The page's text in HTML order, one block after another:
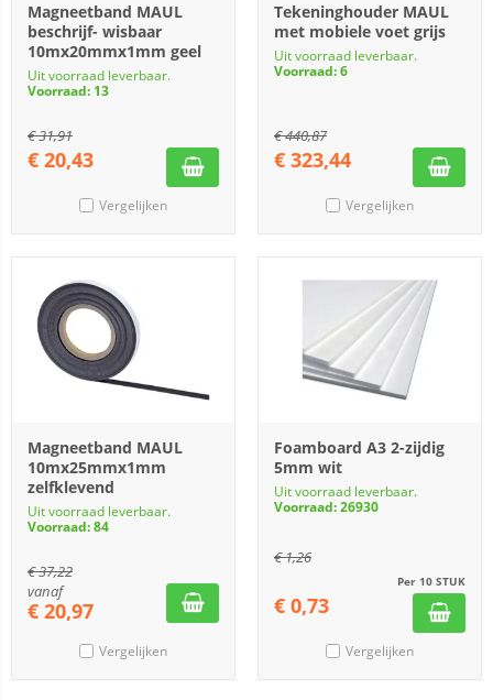
Magneetband MAUL
beschrijf- wisbaar
10mx20mmx1mm geel
Uit voorraad leverbaar.
Voorraad: 13
€31,91
€ 20,43
Vergelijken
Tekeninghouder MAUL
met mobiele voet grijs
Uit voorraad leverbaar.
Voorraad: 6
€440,87
€ 323,44
Vergelijken
Magneetband MAUL
10mx25mmx1mm
zelfklevend
Uit voorraad leverbaar.
Voorraad: 84
€37,22
vanaf
€ 20,97
Vergelijken
Foamboard A3 2-zijdig
5mm wit
Uit voorraad leverbaar.
Voorraad: 26930
€1,26
Per 10 STUK
€ 0,73
Vergelijken